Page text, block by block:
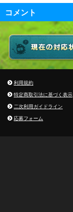
コメント
利用規約
特定商取引法に基づく表示
二次利用ガイドライン
応募フォーム